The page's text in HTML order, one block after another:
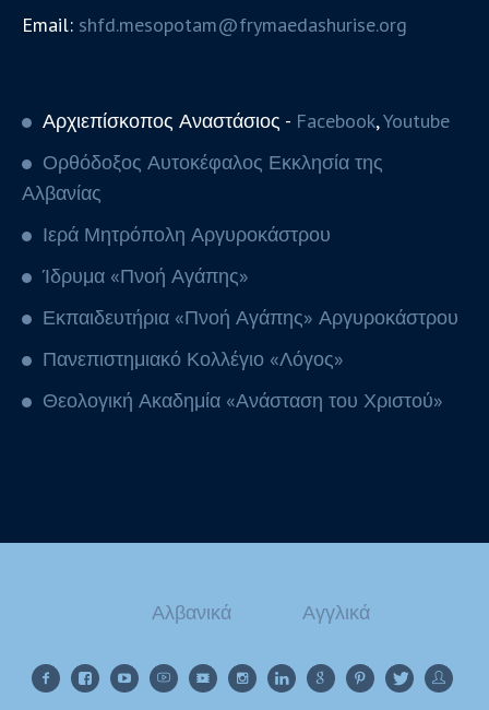
Email: shfd.mesopotam@frymaedashurise.org
Αρχιεπίσκοπος Αναστάσιος - Facebook,Youtube
Ορθόδοξος Αυτοκέφαλος Εκκλησία της
Αλβανίας
Ιερά Μητρόπολη Αργυροκάστρου
Ίδρυμα «Πνοή Αγάπης»
Εκπαιδευτήρια «Πνοή Αγάπης» Αργυροκάστρου
Πανεπιστημιακό Κολλέγιο «Λόγος»
Θεολογική Ακαδημία «Ανάσταση του Χριστού»
Αλβανικά Αγγλικά